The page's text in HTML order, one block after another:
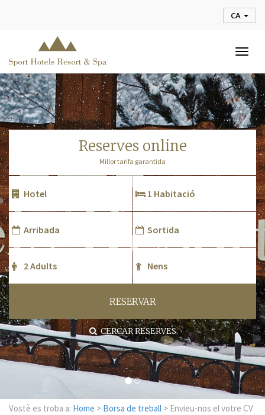
CA
reserves online
Millor tarifa garantida
RESERVAR
CERCAR RESERVES
Vostè es troba a: Home > Borsa de treball > Envieu-nos el votre CV